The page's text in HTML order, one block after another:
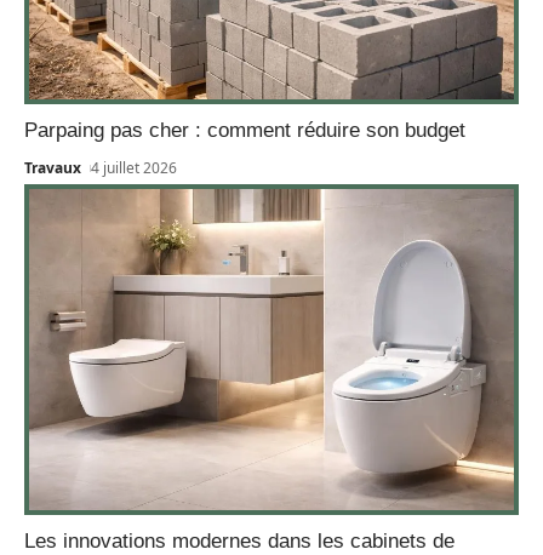
Parpaing pas cher : comment réduire son budget
Travaux 4 juillet 2026
Les innovations modernes dans les cabinets de